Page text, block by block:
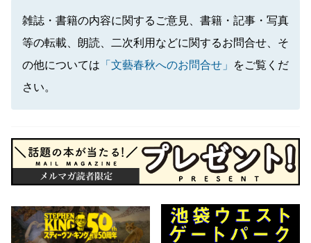
雑誌・書籍の内容に関するご意見、書籍・記事・写真
等の転載、朗読、二次利用などに関するお問合せ、そ
の他については 「文藝春秋へのお問合せ」
をご覧くだ
さい。